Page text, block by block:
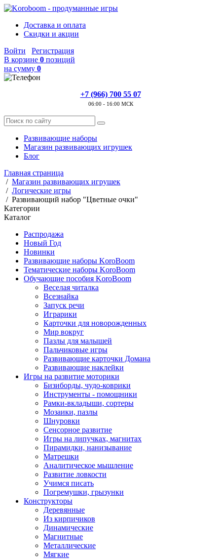
Доставка и оплата
Скидки и акции
Войти
Регистрация
В корзине 0 позиций
на сумму 0
+7 (966) 700 55 07
06:00 - 16:00 МСК
Развивающие наборы
Магазин развивающих игрушек
Блог
Главная страница
/ Магазин развивающих игрушек
/ Логические игры
/ Развивающий набор "Цветные очки"
Категории
Каталог
Распродажа
Новый Год
Новинки
Развивающие наборы KoroBoom
Тематические наборы KoroBoom
Обучающие пособия KoroBoom
Веселая читалка
Всезнайка
Запуск речи
Играрики
Карточки для новорожденных
Мир вокруг
Пазлы для малышей
Пальчиковые игры
Развивающие карточки Домана
Развивающие наклейки
Игры на развитие моторики
Бизиборды, чудо-коврики
Инструменты - помощники
Рамки-вкладыши, сортеры
Мозаики, пазлы
Шнуровки
Сенсорное развитие
Игры на липучках, магнитах
Пирамидки, нанизывание
Матрешки
Аналитическое мышление
Развитие ловкости
Учимся писать
Погремушки, грызунки
Конструкторы
Деревянные
Из кирпичиков
Динамические
Магнитные
Металлические
Мягкие